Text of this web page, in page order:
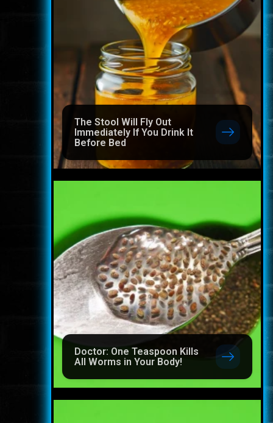
The Stool Will Fly Out
Immediately If You Drink It
Before Bed
Doctor: One Teaspoon Kills
All Worms in Your Body!